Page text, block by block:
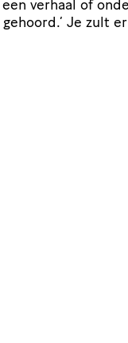
verhaal of
Je zult